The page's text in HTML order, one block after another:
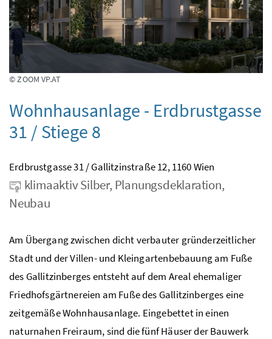
© ZOOM VP.AT
Wohnhausanlage - Erdbrustgasse
31 / Stiege 8
Erdbrustgasse 31 / Gallitzinstraße 12, 1160 Wien
klimaaktiv Silber, Planungsdeklaration,
Neubau
Am Übergang zwischen dicht verbauter gründerzeitlicher
Stadt und der Villen- und Kleingartenbebauung am Fuße
des Gallitzinberges entsteht auf dem Areal ehemaliger
Friedhofsgärtnereien am Fuße des Gallitzinberges eine
zeitgemäße Wohnhausanlage. Eingebettet in einen
naturnahen Freiraum, sind die fünf Häuser der Bauwerk